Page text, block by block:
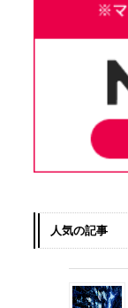
人気の記事